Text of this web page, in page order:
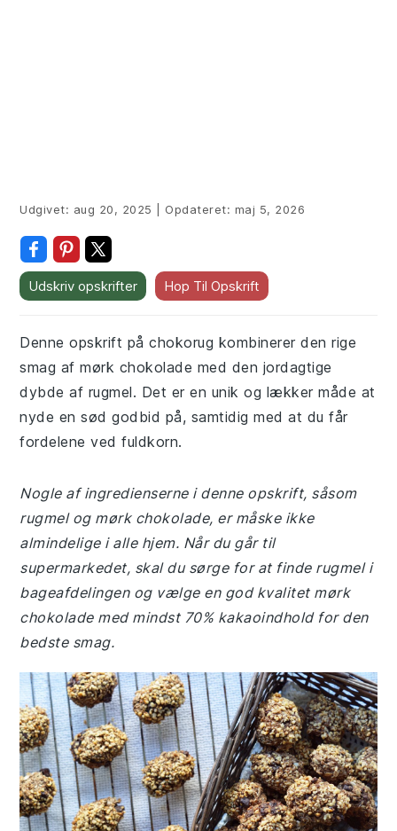
Udgivet: aug 20, 2025 Opdateret: maj 5, 2026
Udskriv opskrifter Hop Til Opskrift
Denne opskrift på chokorug kombinerer den rige
smag af mørk chokolade med den jordagtige
dybde af rugmel. Det er en unik og lækker måde at
nyde en sød godbid på, samtidig med at du får
fordelene ved fuldkorn.
Nogle af ingredienserne i denne opskrift, såsom
rugmel og mørk chokolade, er måske ikke
almindelige i alle hjem. Når du går til
supermarkedet, skal du sørge for at finde rugmel i
bageafdelingen og vælge en god kvalitet mørk
chokolade med mindst 70% kakaoindhold for den
bedste smag.